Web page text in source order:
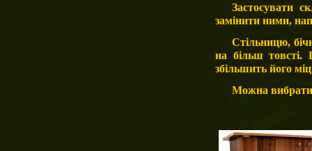
Застосувати
замінити ними,
Стільницю,
на більш
збільшить його
Можна вибрати